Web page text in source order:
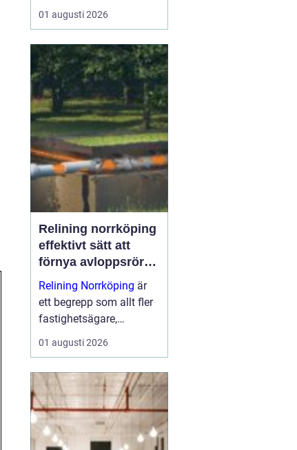
som inte passar, ett
armband som gått
som inte längre
används. I stället för att
låta smyckena ligga
längst bak i
smyckeskrinet kan en
guldsmed förvandla
dem till nå...
01 augusti 2026
Relining norrköping
effektivt sätt att
förnya avloppsrör
utan stambyte
Relining Norrköping är
ett begrepp som allt fler
fastighetsägare,
bostadsrättsföreningar
och villaägare i området
för. Metoden gör det
möjligt att förlänga
livslängden på gam...
01 augusti 2026